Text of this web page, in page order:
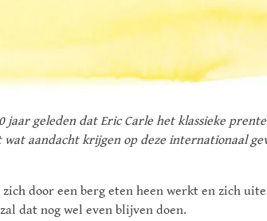
jaar geleden dat Eric Carle het klassieke
aandacht krijgen op deze internationaal
door een berg eten heen werkt en zich
dat nog wel even blijven doen.